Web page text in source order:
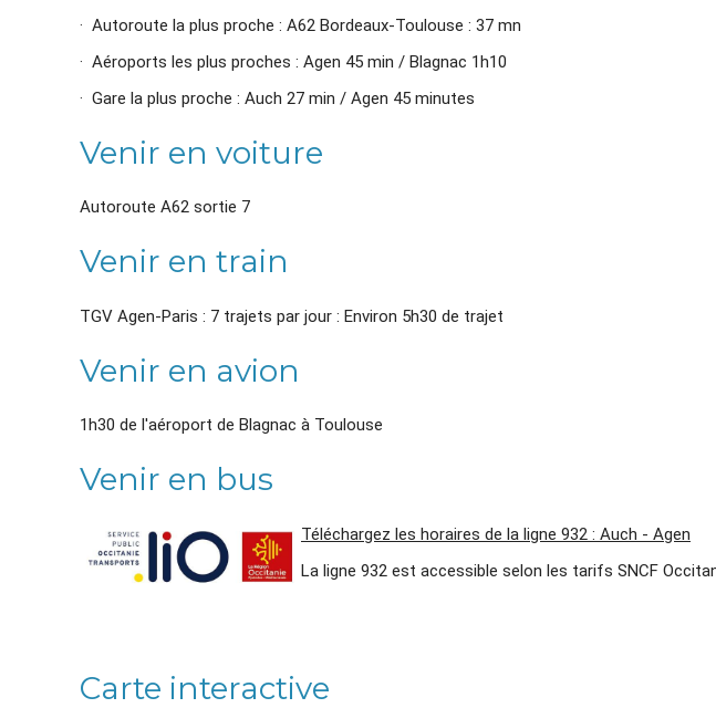
· Autoroute la plus proche : A62 Bordeaux-Toulouse : 37 mn
· Aéroports les plus proches : Agen 45 min / Blagnac 1h10
· Gare la plus proche : Auch 27 min / Agen 45 minutes
Venir en voiture
Autoroute A62 sortie 7
Venir en train
TGV Agen-Paris : 7 trajets par jour : Environ 5h30 de trajet
Venir en avion
1h30 de l'aéroport de Blagnac à Toulouse
Venir en bus
Téléchargez les horaires de la ligne 932 : Auch - Agen
La ligne 932 est accessible selon les tarifs SNCF
Carte interactive